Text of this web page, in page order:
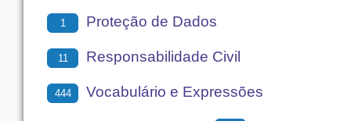
1 Proteção de Dados
11 Responsabilidade Civil
444 Vocabulário e Expressões